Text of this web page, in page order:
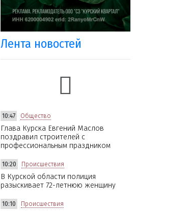
Лента новостей
10:47 Общество
Глава Курска Евгений Маслов
поздравил строителей с
профессиональным праздником
10:20 Происшествия
В Курской области полиция
разыскивает 72-летнюю женщину
10:10 Происшествия